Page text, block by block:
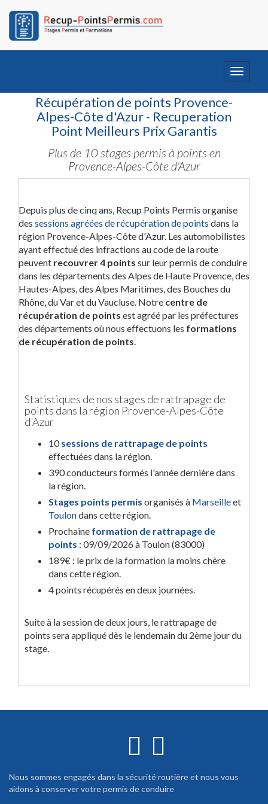
Toggle
Récupération de points Provence-
Alpes-Côte d'Azur - Recuperation
Point Meilleurs Prix Garantis
Plus de 10 stages permis à points en
Provence-Alpes-Côte d'Azur
Depuis plus de cinq ans, Recup Points Permis organise
des sessions agréées de récupération de points dans la
région Provence-Alpes-Côte d'Azur. Les automobilistes
ayant effectué des infractions au code de la route
peuvent recouvrer 4 points sur leur permis de conduire
dans les départements des Alpes de Haute Provence, des
Hautes-Alpes, des Alpes Maritimes, des Bouches du
Rhône, du Var et du Vaucluse. Notre centre de
récupération de points est agréé par les préfectures
des départements où nous effectuons les formations
de récupération de points.
Statistiques de nos stages de rattrapage de
points dans la région Provence-Alpes-Côte
d'Azur
10sessions de rattrapage de points
effectuées dans la région.
390 conducteurs formés l'année dernière dans
la région.
Stages points permis organisés à Marseilleet
Toulondans cette région.
Prochaine formation de rattrapage de
points : 09/09/2026 à Toulon (83000)
189€ : le prix de la formation la moins chère
dans cette région.
4 points récupérés en deux journées.
Suite à la session de deux jours, le rattrapage de
points sera appliqué dès le lendemain du 2ème jour du
stage.
Nous sommes engagés dans la sécurité routière et nous vous
aidons à conserver votre permis de conduire